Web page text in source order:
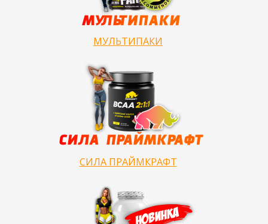
МУЛЬТИПАКИ
СИЛА ПРАЙМКРАФТ